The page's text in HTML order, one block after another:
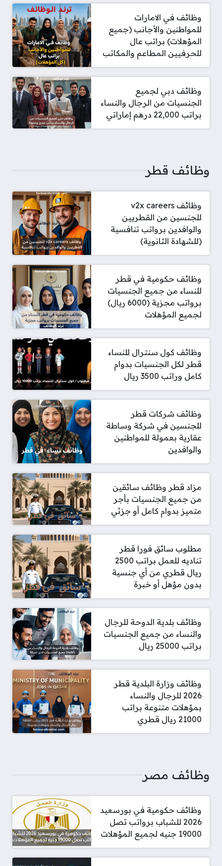
وظائف في الامارات
للمواطنين والأجانب (جميع
المؤهلات) براتب عال
للحرفيين المطاعم والمكاتب
وظائف دبي لجميع
الجنسيات من الرجال والنساء
براتب 22,000 درهم إماراتي
وظائف قطر
وظائف v2x careers
للجنسين من القطريين
والوافدين برواتب تنافسية
(للشهادة الثانوية)
وظائف حكومية في قطر
للنساء من جميع الجنسيات
برواتب مجزية (6000 ريال)
لجميع المؤهلات
وظائف كول سنترال للنساء
قطر لكل الجنسيات بدوام
كامل وراتب 3500 ريال
وظائف شركات قطر
للجنسين في شركة وساطة
عقارية بعمولة للمواطنين
والوافدين
مزاد قطر وظائف سائقين
من جميع الجنسيات بأجر
متميز بدوام كامل أو جزئي
مطلوب سائق فورا قطر
تناديه للعمل براتب 2500
ريال قطري من أي جنسية
بدون مؤهل أو خبرة
وظائف بلدية الدوحة للرجال
والنساء من جميع الجنسيات
براتب 25000 ريال
وظائف وزارة البلدية قطر
2026 للرجال والنساء
بمؤهلات متنوعة براتب
21000 ريال قطري
وظائف مصر
وظائف حكومية في بورسعيد
2026 للشباب برواتب تصل
19000 جنيه لجميع المؤهلات